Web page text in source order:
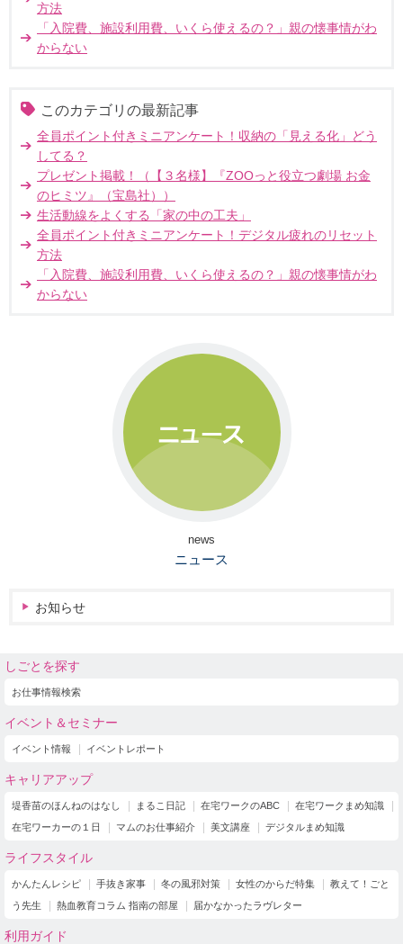
方法
「入院費、施設利用費、いくら使えるの？」親の懐事情がわ
からない
このカテゴリの最新記事
全員ポイント付きミニアンケート！収納の「見える化」どう
してる？
プレゼント掲載！（【３名様】『ZOOっと役立つ劇場 お金
のヒミツ』（宝島社））
生活動線をよくする「家の中の工夫」
全員ポイント付きミニアンケート！デジタル疲れのリセット
方法
「入院費、施設利用費、いくら使えるの？」親の懐事情がわ
からない
news
ニュース
お知らせ
しごとを探す
お仕事情報検索
イベント＆セミナー
イベント情報 イベントレポート
キャリアアップ
堤香苗のほんねのはなし まるこ日記 在宅ワークのABC
在宅ワークまめ知識
在宅ワーカーの１日
マムのお仕事紹介 美文講座 デジタルまめ知識
ライフスタイル
かんたんレシピ 手抜き家事 冬の風邪対策 女性のからだ特集
教えて！ごと
う先生
熱血教育コラム 指南の部屋 届かなかったラヴレター
利用ガイド